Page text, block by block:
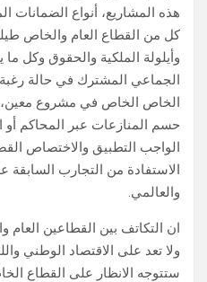
هذه المشاريع، أنواع الضمانات
كل من القطاع العام والخاص طيلة
وأيلولة الملكية والحقوق وكل ما
الجماعي المشترك في حالة
الخاص الخاص في مشروع معين،
حسم المنازعات عبر المحاكم أو
الواجب التطبيق والاختصاص
الاستفادة من التجارب السابقة
والعالمي.
ان التكاتف بين القطاعين
ولا تعد على الاقتصاد الوطني
ستتوجه الانظار على القطاع